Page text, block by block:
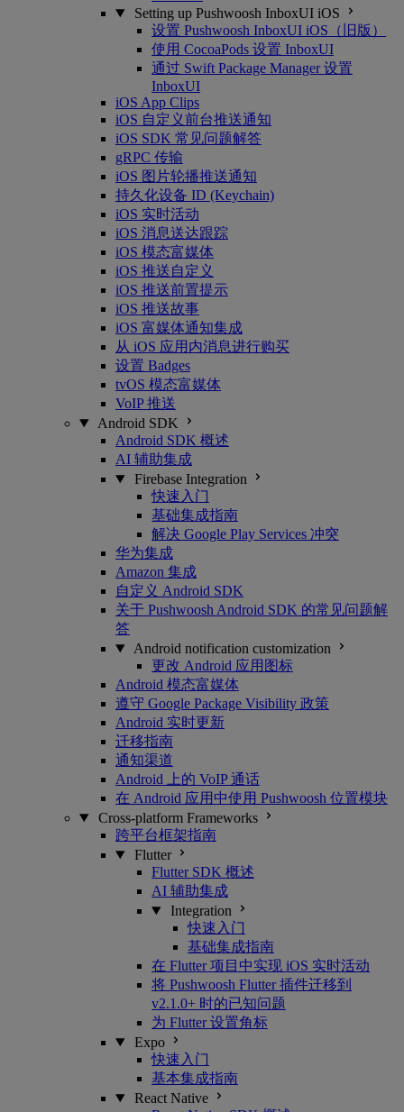
Setting up Pushwoosh InboxUI iOS
设置 Pushwoosh InboxUI iOS（旧版）
使用 CocoaPods 设置 InboxUI
通过 Swift Package Manager 设置
InboxUI
iOS App Clips
iOS 自定义前台推送通知
iOS SDK 常见问题解答
gRPC 传输
iOS 图片轮播推送通知
持久化设备 ID (Keychain)
iOS 实时活动
iOS 消息送达跟踪
iOS 模态富媒体
iOS 推送自定义
iOS 推送前置提示
iOS 推送故事
iOS 富媒体通知集成
从 iOS 应用内消息进行购买
设置 Badges
tvOS 模态富媒体
VoIP 推送
Android SDK
Android SDK 概述
AI 辅助集成
Firebase Integration
快速入门
基础集成指南
解决 Google Play Services 冲突
华为集成
Amazon 集成
自定义 Android SDK
关于 Pushwoosh Android SDK 的常见问题解
答
Android notification customization
更改 Android 应用图标
Android 模态富媒体
遵守 Google Package Visibility 政策
Android 实时更新
迁移指南
通知渠道
Android 上的 VoIP 通话
在 Android 应用中使用 Pushwoosh 位置模块
Cross-platform Frameworks
跨平台框架指南
Flutter
Flutter SDK 概述
AI 辅助集成
Integration
快速入门
基础集成指南
在 Flutter 项目中实现 iOS 实时活动
将 Pushwoosh Flutter 插件迁移到
v2.1.0+ 时的已知问题
为 Flutter 设置角标
Expo
快速入门
基本集成指南
React Native